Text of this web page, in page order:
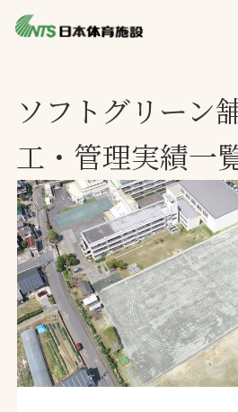
ニュース
プレスリリース
レポート
製品・サービス一覧
施工・管理実績一覧
会社概要
採用情報
ソフトグリーン
工・管理実績一